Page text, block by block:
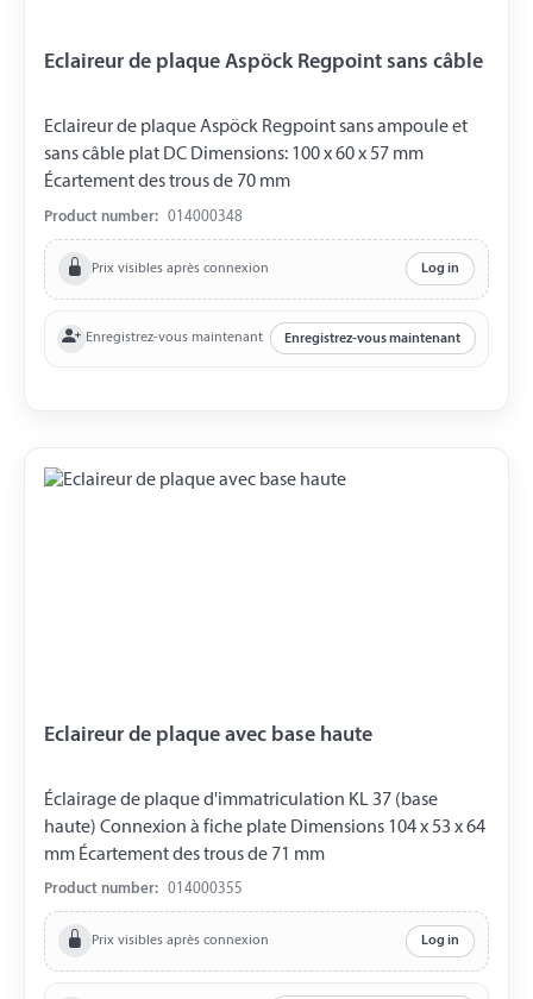
Eclaireur de plaque Aspöck Regpoint sans câble
Eclaireur de plaque Aspöck Regpoint sans ampoule et
sans câble plat DC Dimensions: 100 x 60 x 57 mm
Écartement des trous de 70 mm
Product number: 014000348
Prix visibles après connexion Log in
Enregistrez-vous maintenant Enregistrez-vous maintenant
Eclaireur de plaque avec base haute
Éclairage de plaque d'immatriculation KL 37 (base
haute) Connexion à fiche plate Dimensions 104 x 53 x 64
mm Écartement des trous de 71 mm
Product number: 014000355
Prix visibles après connexion Log in